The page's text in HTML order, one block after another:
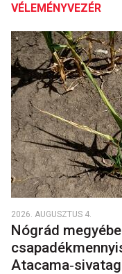
VÉLEMÉNYVEZÉR
2026. AUGUSZTUS 4.
Nógrád